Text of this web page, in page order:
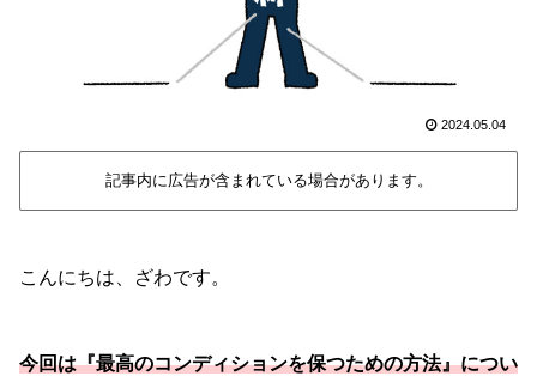
2024.05.04
記事内に広告が含まれている場合があります。
こんにちは、ざわです。
今回は『最高のコンディションを保つための方法』につい